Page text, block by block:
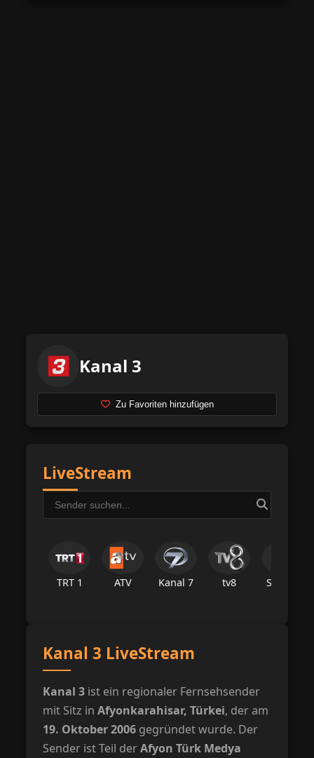
Kanal 3
Zu Favoriten hinzufügen
LiveStream
TRT 1 ATV Kanal 7 tv8 Star Tv
Kanal 3 LiveStream
Kanal 3 ist ein regionaler Fernsehsender
mit Sitz inAfyonkarahisar, Türkei, der am
19. Oktober 2006 gegründet wurde. Der
Sender ist Teil derAfyon Türk Medya